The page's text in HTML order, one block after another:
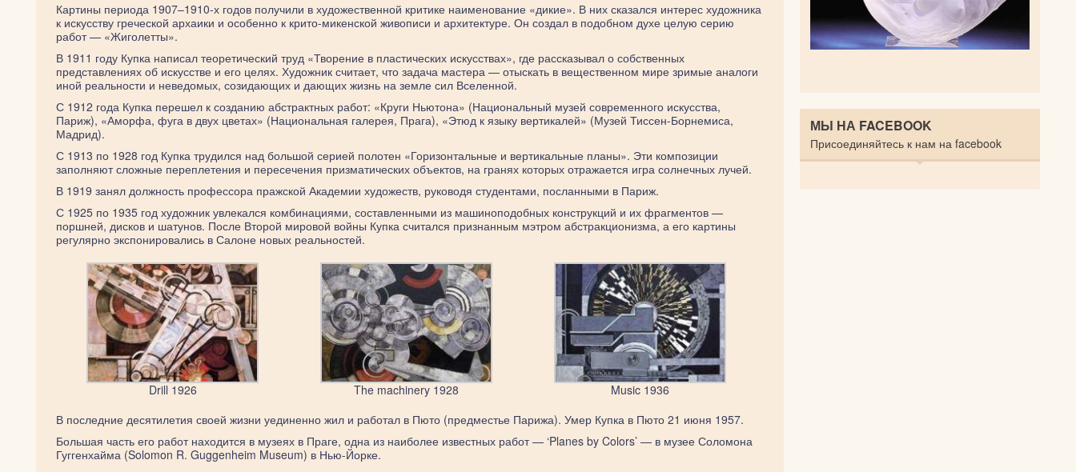
Картины периода 1907–1910-х годов получили в художественной критике наименование «дикие». В них сказался интерес художника
к искусству греческой архаики и особенно к крито-микенской живописи и архитектуре. Он создал в подобном духе целую серию
работ — «Жиголетты».
В 1911 году Купка написал теоретический труд «Творение в пластических искусствах», где рассказывал о собственных
представлениях об искусстве и его целях. Художник считает, что задача мастера — отыскать в вещественном мире зримые аналоги
иной реальности и неведомых, созидающих и дающих жизнь на земле сил Вселенной.
С 1912 года Купка перешел к созданию абстрактных работ: «Круги Ньютона» (Национальный музей современного искусства,
Париж), «Аморфа, фуга в двух цветах» (Национальная галерея, Прага), «Этюд к языку вертикалей» (Музей Тиссен-Борнемиса,
Мадрид).
С 1913 по 1928 год Купка трудился над большой серией полотен «Горизонтальные и вертикальные планы». Эти композиции
заполняют сложные переплетения и пересечения призматических объектов, на гранях которых отражается игра солнечных лучей.
В 1919 занял должность профессора пражской Академии художеств, руководя студентами, посланными в Париж.
С 1925 по 1935 год художник увлекался комбинациями, составленными из машиноподобных конструкций и их фрагментов —
поршней, дисков и шатунов. После Второй мировой войны Купка считался признанным мэтром абстракционизма, а его картины
регулярно экспонировались в Салоне новых реальностей.
Drill 1926 The machinery 1928
Music 1936
В последние десятилетия своей жизни уединенно жил и работал в Пюто (предместье Парижа). Умер Купка в Пюто 21 июня 1957.
Большая часть его работ находится в музеях в Праге, одна из наиболее известных работ — ‘Planes by Colors’ — в музее Соломона
Гуггенхайма (Solomon R. Guggenheim Museum) в Нью-Йорке.
МЫ НА FACEBOOK
Присоединяйтесь к нам на facebook